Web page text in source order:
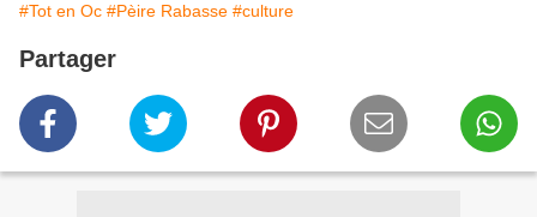
#Tot en Oc #Pèire Rabasse #culture
Partager